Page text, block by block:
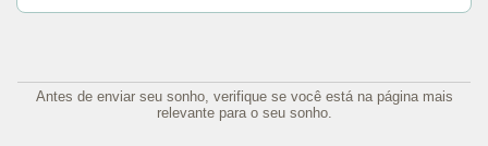
Antes de enviar seu sonho, verifique se você está na página mais
relevante para o seu sonho.